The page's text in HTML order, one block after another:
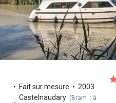
Fait sur mesure
2003
Castelnaudary (Bram : à